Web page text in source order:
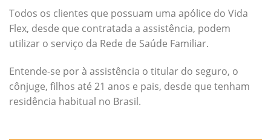
Todos os clientes que possuam uma apólice do Vida
Flex, desde que contratada a assistência, podem
utilizar o serviço da Rede de Saúde Familiar.
Entende-se por à assistência o titular do seguro, o
cônjuge, filhos até 21 anos e pais, desde que tenham
residência habitual no Brasil.